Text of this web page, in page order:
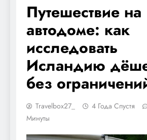
Путешествие на
автодоме: как
исследовать
Исландию
без
Travelbox27_ 4 Года Спустя
Минуты